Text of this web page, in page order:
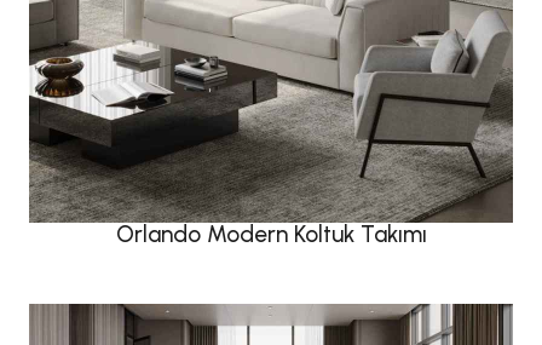
Orlando Modern Koltuk Takımı